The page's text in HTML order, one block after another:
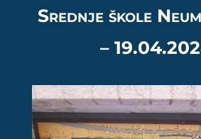
Srednje škole
–